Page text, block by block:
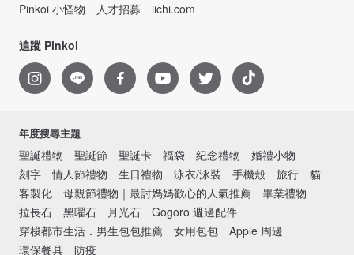
Pinkoi 小怪物
人才招募 iichi.com
追蹤 Pinkoi
年度搜尋主題
聖誕禮物 聖誕節 聖誕卡 福袋 紀念禮物
婚禮小物
刻字
情人節禮物 生日禮物 泳衣/泳裝 手機殼 旅行
貓
客製化
母親節禮物｜最討媽媽歡心的人氣推薦
畢業禮物
拉長石
黑曜石 月光石
Gogoro 週邊配件
穿梭都市生活．男生包包推薦
女用包包
Apple 周邊
環保餐具
防疫